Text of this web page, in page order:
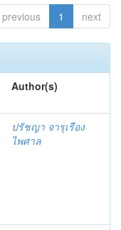
previous 1 next
Author(s)
ปรัชญา จารุเรือง
ไพศาล